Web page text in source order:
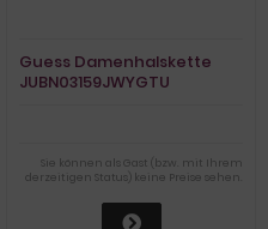
Guess Damenhalskette
JUBN03159JWYGTU
Sie können als Gast (bzw. mit Ihrem
derzeitigen Status) keine Preise sehen.